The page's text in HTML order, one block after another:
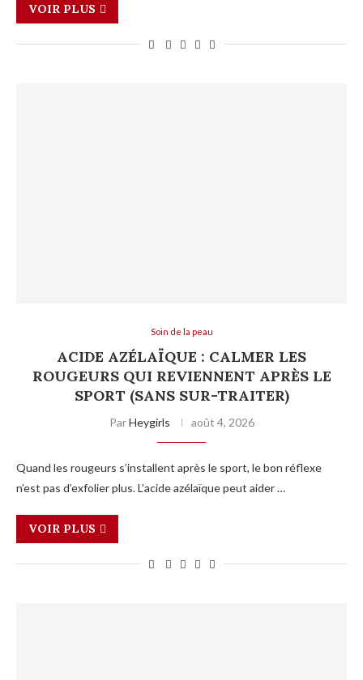
VOIR PLUS
Soin de la peau
ACIDE AZÉLAÏQUE : CALMER LES
ROUGEURS QUI REVIENNENT APRÈS LE
SPORT (SANS SUR-TRAITER)
ParHeygirls août 4, 2026
Quand les rougeurs s’installent après le sport, le bon réflexe
n’est pas d’exfolier plus. L’acide azélaïque peut aider …
VOIR PLUS